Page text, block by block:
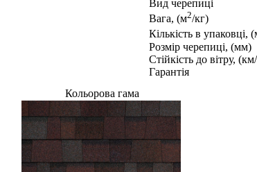
Вид черепиці
Вага, (м2/кг)
Кількість в упаковці,
Розмір черепиці, (мм)
Стійкість до вітру,
Гарантія
Кольорова гама